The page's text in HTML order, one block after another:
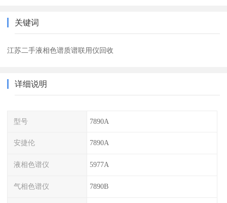
关键词
江苏二手液相色谱质谱联用仪回收
详细说明
型号 7890A
安捷伦 7890A
液相色谱仪 5977A
气相色谱仪 7890B